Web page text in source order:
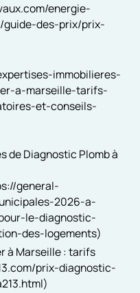
energie-
guide-des-prix/prix-
immobilieres-
a-marseille-tarifs-
et-conseils-
de Diagnostic Plomb à
general-
2026-a-
le-diagnostic-
des-logements)
à Marseille : tarifs
prix-diagnostic-